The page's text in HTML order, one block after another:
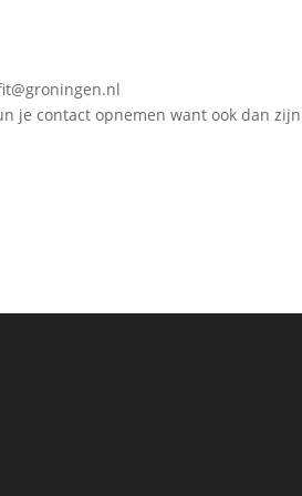
je contact opnemen want ook dan